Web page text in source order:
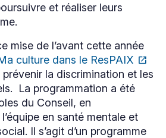
et réaliser leurs
mise de l’avant cette année
culture dans le ResPAIX open_in_new
la discrimination et les
La programmation a été
du Conseil, en
en santé mentale et
Il s’agit d’un programme